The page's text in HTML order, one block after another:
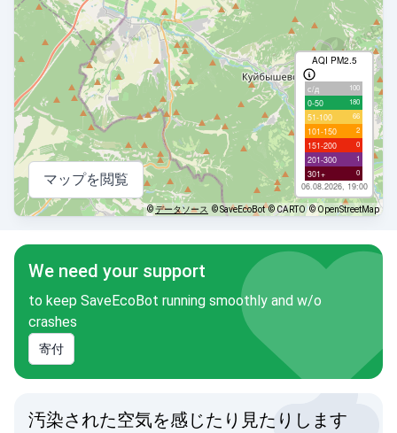
AQI PM2.5
с/д 100
0-50 180
51-100 66
101-150 2
151-200 0
201-300 1
301+ 0
06.08.2026, 19:00
マップを閲覧
©データソース © SaveEcoBot © CARTO © OpenStreetMap
We need your support
to keep SaveEcoBot running smoothly and w/o
crashes
寄付
汚染された空気を感じたり見たりします